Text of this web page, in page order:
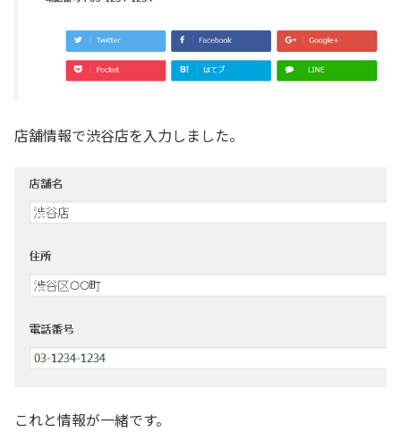
店舗情報で渋谷店を入力しました。
これと情報が一緒です。